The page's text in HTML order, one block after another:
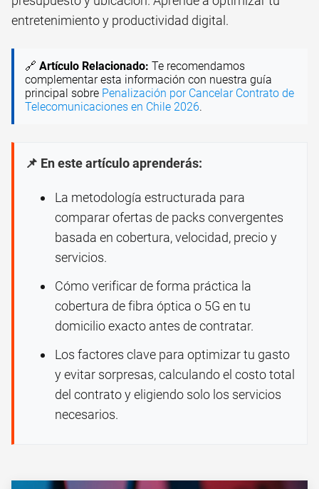
entretenimiento y productividad digital.
🔗 Artículo Relacionado: Te recomendamos
complementar esta información con nuestra guía
principal sobre Penalización por Cancelar Contrato de
Telecomunicaciones en Chile 2026.
📌 En este artículo aprenderás:
La metodología estructurada para
comparar ofertas de packs convergentes
basada en cobertura, velocidad, precio y
servicios.
Cómo verificar de forma práctica la
cobertura de fibra óptica o 5G en tu
domicilio exacto antes de contratar.
Los factores clave para optimizar tu gasto
y evitar sorpresas, calculando el costo total
del contrato y eligiendo solo los servicios
necesarios.